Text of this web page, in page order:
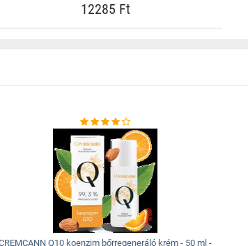
12285 Ft
Q10 koenzim bőrregeneráló krém - 50 ml -